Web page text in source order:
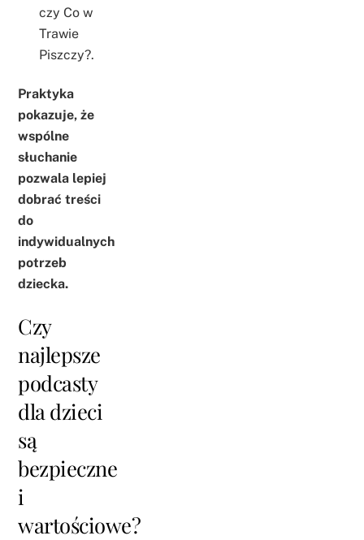
czy Co w
Trawie
Piszczy?.
Praktyka
pokazuje, że
wspólne
słuchanie
pozwala lepiej
dobrać treści
do
indywidualnych
potrzeb
dziecka.
Czy
najlepsze
podcasty
dla dzieci
są
bezpieczne
i
wartościowe?